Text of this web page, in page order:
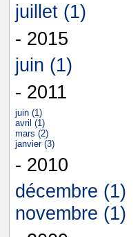
juillet (1)
- 2015
juin (1)
- 2011
juin (1)
avril (1)
mars (2)
janvier (3)
- 2010
décembre (1)
novembre (1)